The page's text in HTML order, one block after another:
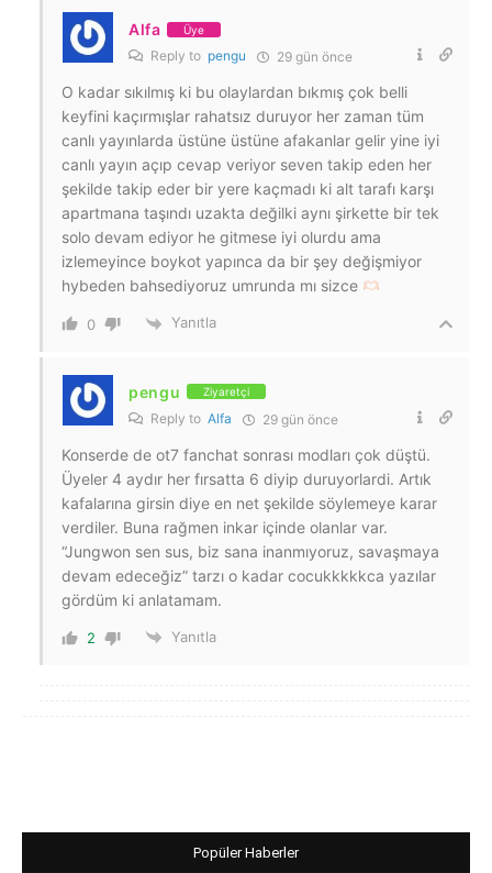
Alfa Üye
Reply to pengu 29 gün önce
O kadar sıkılmış ki bu olaylardan bıkmış çok belli
keyfini kaçırmışlar rahatsız duruyor her zaman tüm
canlı yayınlarda üstüne üstüne afakanlar gelir yine iyi
canlı yayın açıp cevap veriyor seven takip eden her
şekilde takip eder bir yere kaçmadı ki alt tarafı karşı
apartmana taşındı uzakta değilki aynı şirkette bir tek
solo devam ediyor he gitmese iyi olurdu ama
izlemeyince boykot yapınca da bir şey değişmiyor
hybeden bahsediyoruz umrunda mı sizce
0 Yanıtla
pengu Ziyaretçi
Reply to Alfa 29 gün önce
Konserde de ot7 fanchat sonrası modları çok düştü.
Üyeler 4 aydır her fırsatta 6 diyip duruyorlardi. Artık
kafalarına girsin diye en net şekilde söylemeye karar
verdiler. Buna rağmen inkar içinde olanlar var.
“Jungwon sen sus, biz sana inanmıyoruz, savaşmaya
devam edeceğiz” tarzı o kadar cocukkkkkca yazılar
gördüm ki anlatamam.
2 Yanıtla
Popüler Haberler